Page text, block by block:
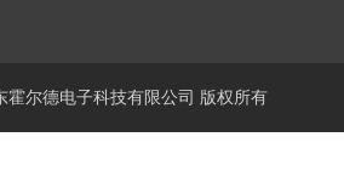
尔德电子科技有限公司 版权所有